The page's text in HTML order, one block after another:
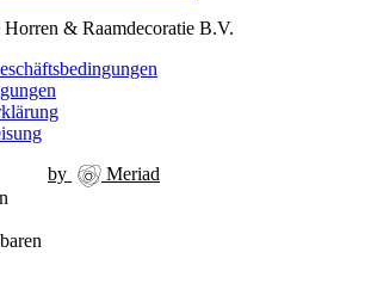
& Raamdecoratie B.V.
by
Meriad